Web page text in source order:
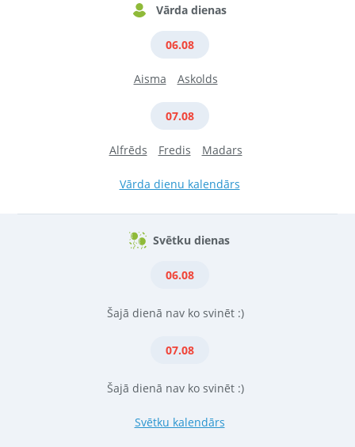
Vārda dienas
06.08
Aisma Askolds
07.08
Alfrēds Fredis Madars
Vārda dienu kalendārs
Svētku dienas
06.08
Šajā dienā nav ko svinēt :)
07.08
Šajā dienā nav ko svinēt :)
Svētku kalendārs